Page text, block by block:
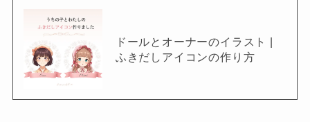
ドールとオーナーのイラスト |
ふきだしアイコンの作り方